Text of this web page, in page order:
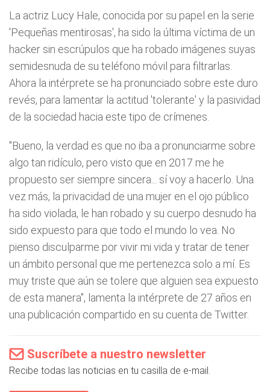
La actriz Lucy Hale, conocida por su papel en la serie
'Pequeñas mentirosas', ha sido la última víctima de un
hacker sin escrúpulos que ha robado imágenes suyas
semidesnuda de su teléfono móvil para filtrarlas.
Ahora la intérprete se ha pronunciado sobre este duro
revés, para lamentar la actitud 'tolerante' y la pasividad
de la sociedad hacia este tipo de crímenes.
"Bueno, la verdad es que no iba a pronunciarme sobre
algo tan ridículo, pero visto que en 2017 me he
propuesto ser siempre sincera... sí voy a hacerlo. Una
vez más, la privacidad de una mujer en el ojo público
ha sido violada, le han robado y su cuerpo desnudo ha
sido expuesto para que todo el mundo lo vea. No
pienso disculparme por vivir mi vida y tratar de tener
un ámbito personal que me pertenezca solo a mí. Es
muy triste que aún se tolere que alguien sea expuesto
de esta manera", lamenta la intérprete de 27 años en
una publicación compartido en su cuenta de Twitter.
Suscríbete a nuestro newsletter
Recibe todas las noticias en tu casilla de e-mail.